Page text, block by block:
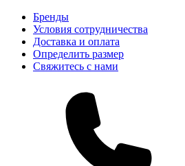
Бренды
Условия сотрудничества
Доставка и оплата
Определить размер
Свяжитесь с нами